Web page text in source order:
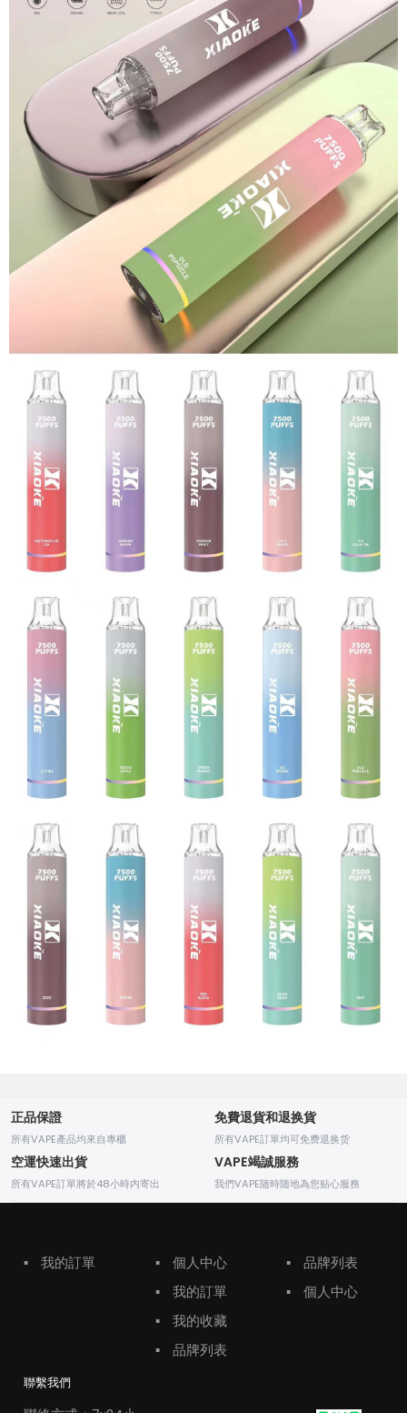
正品保證
所有VAPE產品均來自專櫃
免費退貨和退换貨
所有VAPE訂單均可免费退换货
空運快速出貨
所有VAPE訂單將於48小時内寄出
VAPE竭誠服務
我們VAPE随時随地為您贴心服務
▪ 我的訂單 ▪
個人中心
▪
我的訂單
▪
我的收藏
▪
品牌列表
▪
品牌列表
▪
個人中心
聯繫我們